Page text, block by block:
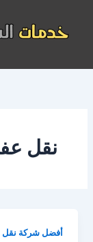
المحتوى
نقل
أفضل شركة